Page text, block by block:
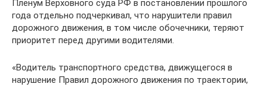
Пленум Верховного суда РФ в постановлении прошлого
года отдельно подчеркивал, что нарушители правил
дорожного движения, в том числе обочечники, теряют
приоритет перед другими водителями.
«Водитель транспортного средства, движущегося в
нарушение Правил дорожного движения по траектории,